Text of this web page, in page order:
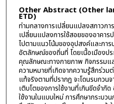
Other Abstract (Other
ETD)
ท่ามกลางการเปลี่ยนแปลงสภาวก
เปลี่ยนแปลงการใช้สอยของอาคา
ไปตามแนวโน้มของอุปสงค์และกา
อัตลักษณ์ของถิ่นที่ โดยเนื้อเมืองป
คุณลักษณะทางกายภาพ กิจกรรมแ
ความหมายที่เกิดจากความรู้สึกร่ว
แท้จริงตามที่ปรากฏ จะโดนรบกวนจ
เติบโตของการใช้งานที่เกินขีดจำกั
ใช้งานในแบบใหม่ การศึกษากระบว